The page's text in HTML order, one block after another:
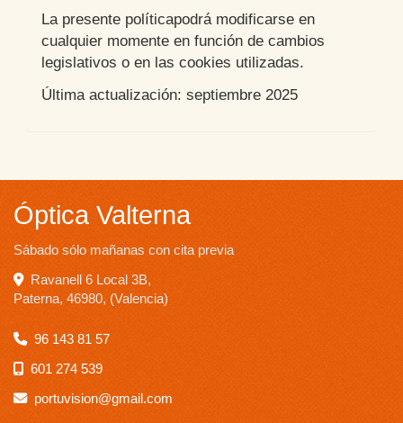
La presente políticapodrá modificarse en
cualquier momente en función de cambios
legislativos o en las cookies utilizadas.
Última actualización: septiembre 2025
Óptica Valterna
Sábado sólo mañanas con cita previa
Ravanell 6 Local 3B,
Paterna, 46980, (Valencia)
96 143 81 57
601 274 539
portuvision
gmail.com